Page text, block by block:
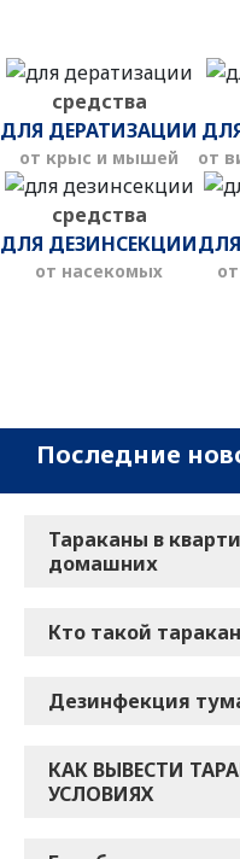
средства
ДЛЯ ДЕРАТИЗАЦИИ
от крыс и мышей от
средства
ДЛЯ ДЕЗИНСЕКЦИИ
от насекомых
Последние
Тараканы в
домашних
Кто такой
Дезинфекция
КАК ВЫВЕСТИ
УСЛОВИЯХ